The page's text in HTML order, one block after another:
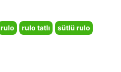
rulo rulo tatlı
sütlü rulo